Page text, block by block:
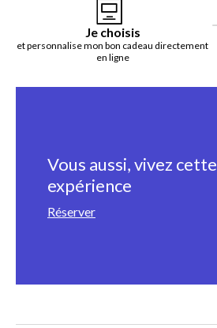
Je choisis
et personnalise mon bon cadeau directement
en ligne
Vous aussi, vivez cette
expérience
Réserver